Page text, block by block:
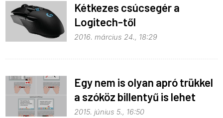
Kétkezes csúcsegér a
Logitech-től
2016. március 24., 18:29
Egy nem is olyan apró trükkel
a szóköz billentyű is lehet
sokkal használhatóbb
2015. június 5., 16:50